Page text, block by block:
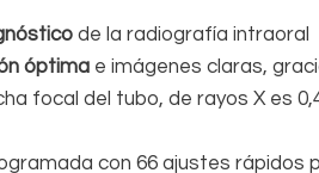
de la radiografía intraoral
óptima e imágenes claras,
focal del tubo, de rayos X es
con 66 ajustes rápidos